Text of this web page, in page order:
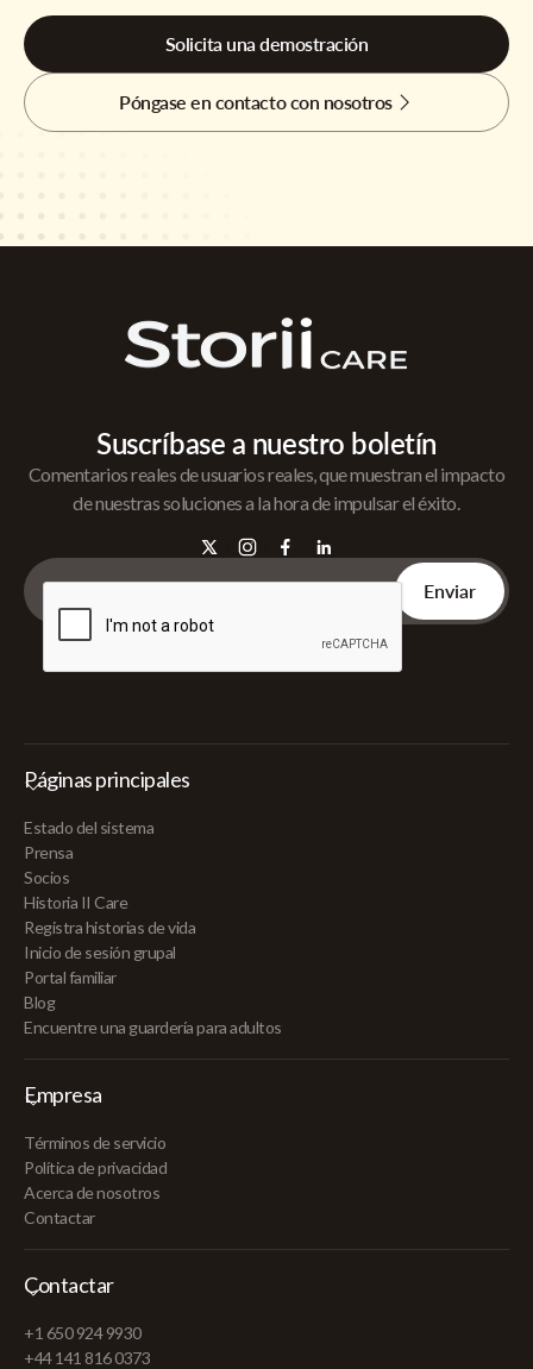
Solicita una demostración
Póngase en contacto con nosotros
Suscríbase a nuestro boletín
Comentarios reales de usuarios reales, que muestran el impacto
de nuestras soluciones a la hora de impulsar el éxito.
Páginas principales
Estado del sistema
Prensa
Socios
Historia II Care
Registra historias de vida
Inicio de sesión grupal
Portal familiar
Blog
Encuentre una guardería para adultos
Empresa
Términos de servicio
Política de privacidad
Acerca de nosotros
Contactar
Contactar
+1 650 924 9930
+44 141 816 0373